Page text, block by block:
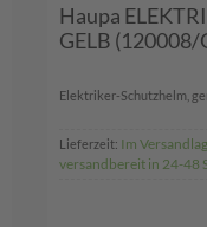
Haupa
GELB (120008/
Elektriker-Schutzhelm,
Lieferzeit: Im
versandbereit in 24-48